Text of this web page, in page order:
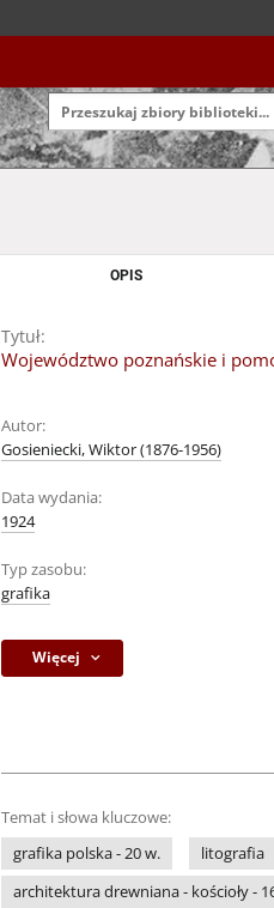
OPIS
Tytuł:
Województwo poznańskie i
Autor:
Gosieniecki, Wiktor (1876-1956)
Data wydania:
1924
Typ zasobu:
grafika
Więcej
Temat i słowa kluczowe:
grafika polska - 20 w.
litografia
architektura drewniana - kościoły -